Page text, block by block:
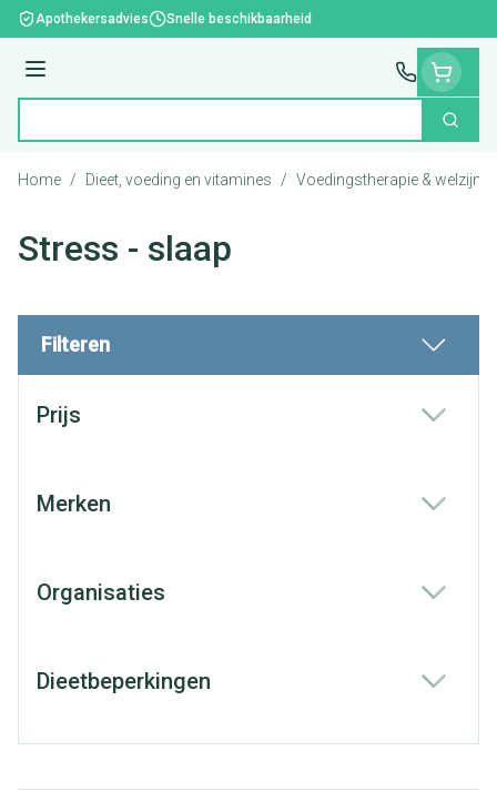
Ga naar de inhoud
Apothekersadvies Snelle beschikbaarheid
Menu
Zoek
Home / Dieet, voeding en vitamines / Voedingstherapie & welzijn
Stress - slaap
Filteren
Prijs
Merken
Organisaties
Dieetbeperkingen